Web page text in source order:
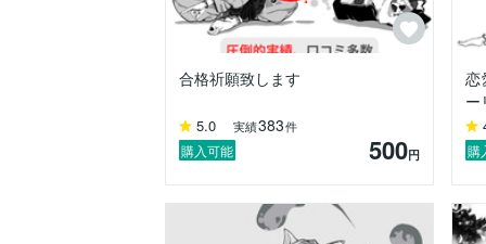
しかし、転機が訪れました。
『祈理狐』の力を得て2年が経った頃、
個人情報のため詳細は控えますが、その
友人の苦しみは計り知れませんでした。
私は、誰にも明かしたことのない『祈理
『祈理狐』のメッセージを受け取った友
すると1ヶ月後、友人は驚くほど前向き
合格祈願致します
5.0 実績383件
購入可能 500円
恋
ー
購